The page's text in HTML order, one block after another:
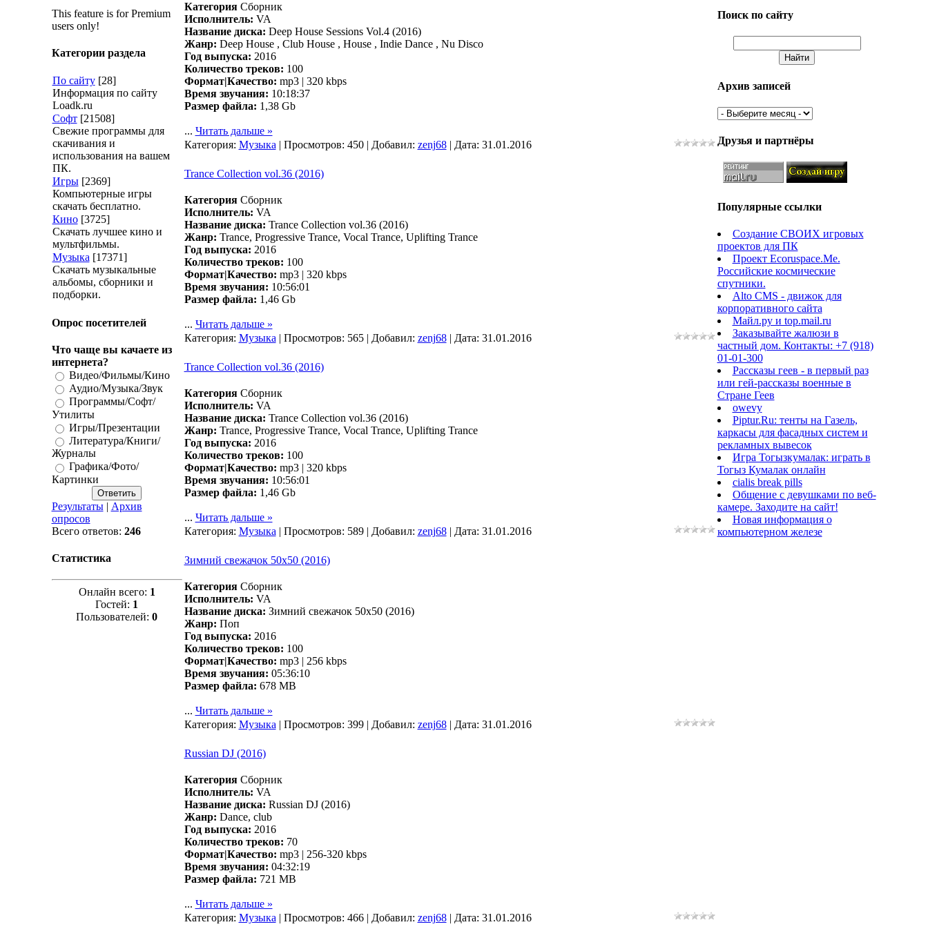
This feature is for Premium
users only!
Категории раздела
По сайту [28]
Информация по сайту
Loadk.ru
Софт [21508]
Свежие программы для
скачивания и
использования на вашем
ПК.
Игры [2369]
Компьютерные игры
скачать бесплатно.
Кино [3725]
Скачать лучшее кино и
мультфильмы.
Музыка [17371]
Скачать музыкальные
альбомы, сборники и
подборки.
Опрос посетителей
Что чаще вы качаете из
интернета?
Видео/Фильмы/Кино
Аудио/Музыка/Звук
Программы/Софт/
Утилиты
Игры/Презентации
Литература/Книги/
Журналы
Графика/Фото/
Картинки
Результаты| Архив
опросов
Всего ответов: 246
Статистика
Онлайн всего: 1
Гостей: 1
Пользователей: 0
КатегорияСборник
Исполнитель: VA
Название диска: Deep House Sessions Vol.4 (2016)
Жанр: Deep House , Club House , House , Indie Dance , Nu Disco
Год выпуска: 2016
Количество треков: 100
Формат|Качество: mp3 | 320 kbps
Время звучания: 10:18:37
Размер файла: 1,38 Gb
... Читать дальше »
Категория: Музыка| Просмотров: 450 | Добавил: zenj68| Дата: 31.01.2016
Trance Сollection vol.36 (2016)
КатегорияСборник
Исполнитель: VA
Название диска: Trance Сollection vol.36 (2016)
Жанр: Trance, Progressive Trance, Vocal Trance, Uplifting Trance
Год выпуска: 2016
Количество треков: 100
Формат|Качество: mp3 | 320 kbps
Время звучания: 10:56:01
Размер файла: 1,46 Gb
... Читать дальше »
Категория: Музыка| Просмотров: 565 | Добавил: zenj68| Дата: 31.01.2016
Trance Сollection vol.36 (2016)
КатегорияСборник
Исполнитель: VA
Название диска: Trance Сollection vol.36 (2016)
Жанр: Trance, Progressive Trance, Vocal Trance, Uplifting Trance
Год выпуска: 2016
Количество треков: 100
Формат|Качество: mp3 | 320 kbps
Время звучания: 10:56:01
Размер файла: 1,46 Gb
... Читать дальше »
Категория: Музыка| Просмотров: 589 | Добавил: zenj68| Дата: 31.01.2016
Зимний свежачок 50х50 (2016)
КатегорияСборник
Исполнитель: VA
Название диска: Зимний свежачок 50х50 (2016)
Жанр: Поп
Год выпуска: 2016
Количество треков: 100
Формат|Качество: mp3 | 256 kbps
Время звучания: 05:36:10
Размер файла: 678 MB
... Читать дальше »
Категория: Музыка| Просмотров: 399 | Добавил: zenj68| Дата: 31.01.2016
Russian DJ (2016)
КатегорияСборник
Исполнитель: VA
Название диска: Russian DJ (2016)
Жанр: Dance, club
Год выпуска: 2016
Количество треков: 70
Формат|Качество: mp3 | 256-320 kbps
Время звучания: 04:32:19
Размер файла: 721 MB
... Читать дальше »
Категория: Музыка| Просмотров: 466 | Добавил: zenj68| Дата: 31.01.2016
Поиск по сайту
Архив записей
Друзья и партнёры
Популярные ссылки
Создание СВОИХ игровых
проектов для ПК
Проект Ecoruspace.Me.
Российские космические
спутники.
Alto CMS - движок для
корпоративного сайта
Майл.ру и top.mail.ru
Заказывайте жалюзи в
частный дом. Контакты: +7 (918)
01-01-300
Рассказы геев - в первый раз
или гей-рассказы военные в
Стране Геев
owevy
Piptur.Ru: тенты на Газель,
каркасы для фасадных систем и
рекламных вывесок
Игра Тогызкумалак: играть в
Тогыз Кумалак онлайн
cialis break pills
Общение с девушками по веб-
камере. Заходите на сайт!
Новая информация о
компьютерном железе